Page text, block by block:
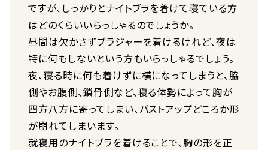
ですが、しっかりとナイトブラを着けて寝ている方
はどのくらいいらっしゃるのでしょうか。
昼間は欠かさずブラジャーを着けるけれど、夜は
特に何もしないという方もいらっしゃるでしょう。
夜、寝る時に何も着けずに横になってしまうと、脇
側やお腹側、鎖骨側など、寝る体勢によって胸が
四方八方に寄ってしまい、バストアップどころか形
が崩れてしまいます。
就寝用のナイトブラを着けることで、胸の形を正